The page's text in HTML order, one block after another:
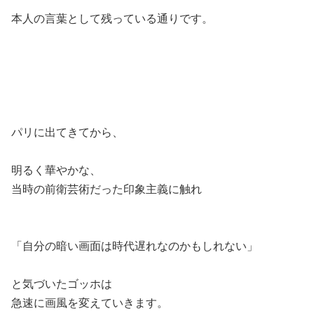
本人の言葉として残っている通りです。
パリに出てきてから、
明るく華やかな、
当時の前衛芸術だった印象主義に触れ
「自分の暗い画面は時代遅れなのかもしれない」
と気づいたゴッホは
急速に画風を変えていきます。